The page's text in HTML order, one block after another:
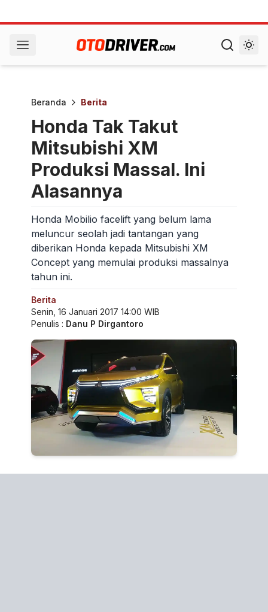
Beranda Berita
Honda Tak Takut
Mitsubishi XM
Produksi Massal. Ini
Alasannya
Honda Mobilio facelift yang belum lama
meluncur seolah jadi tantangan yang
diberikan Honda kepada Mitsubishi XM
Concept yang memulai produksi massalnya
tahun ini.
Berita
Senin, 16 Januari 2017 14:00 WIB
Penulis : Danu P Dirgantoro